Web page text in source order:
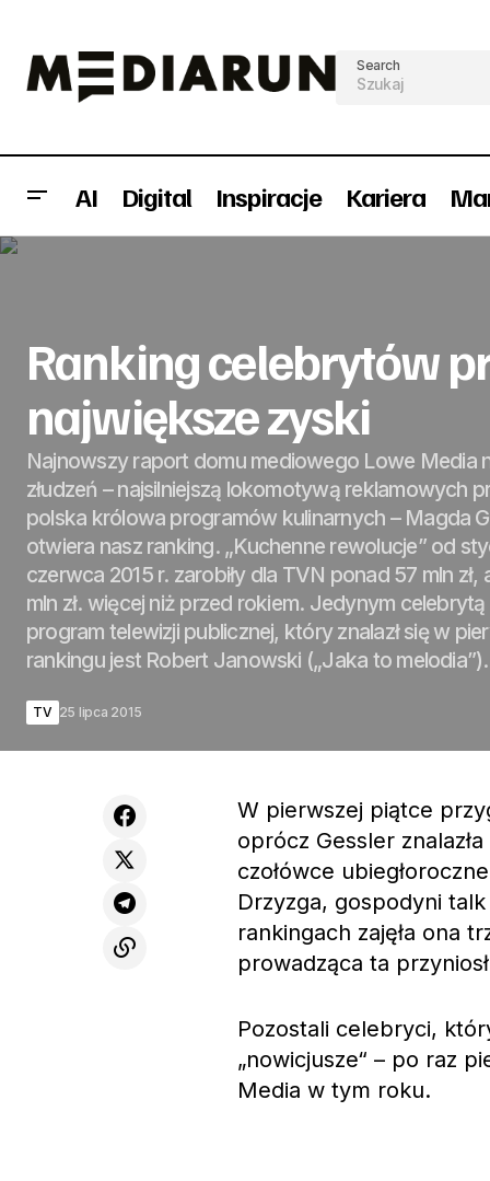
Search
AI Digital Inspiracje Kariera
Ranking celebrytów
największe zyski
Najnowszy raport domu mediowego Lowe Media
złudzeń – najsilniejszą lokomotywą reklamowych
polska królowa programów kulinarnych – Magda
otwiera nasz ranking. „Kuchenne rewolucje” od
czerwca 2015 r. zarobiły dla TVN ponad 57 mln zł,
mln zł. więcej niż przed rokiem. Jedynym
program telewizji publicznej, który znalazł się w
rankingu jest Robert Janowski („Jaka to melodia”).
TV 25 lipca 2015
W pierwszej piątce
oprócz Gessler
czołówce
Drzyzga, gospodyni
rankingach zajęła ona
prowadząca ta
Pozostali celebryci,
„nowicjusze“ – po raz
Media w tym roku.